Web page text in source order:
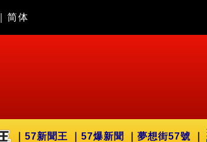
简体
57新聞王 57爆新聞 夢想街57號